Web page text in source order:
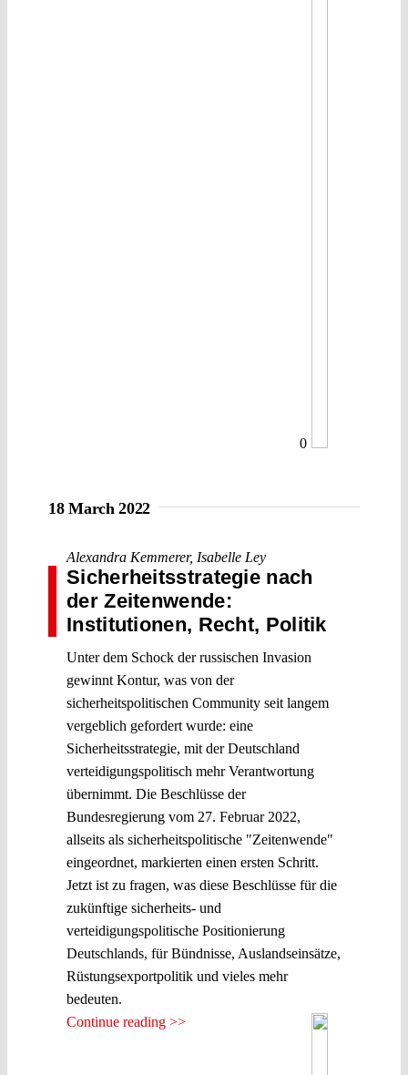
0
18 March 2022
Alexandra Kemmerer, Isabelle Ley
Sicherheitsstrategie nach
der Zeitenwende:
Institutionen, Recht, Politik
Unter dem Schock der russischen Invasion
gewinnt Kontur, was von der
sicherheitspolitischen Community seit langem
vergeblich gefordert wurde: eine
Sicherheitsstrategie, mit der Deutschland
verteidigungspolitisch mehr Verantwortung
übernimmt. Die Beschlüsse der
Bundesregierung vom 27. Februar 2022,
allseits als sicherheitspolitische "Zeitenwende"
eingeordnet, markierten einen ersten Schritt.
Jetzt ist zu fragen, was diese Beschlüsse für die
zukünftige sicherheits- und
verteidigungspolitische Positionierung
Deutschlands, für Bündnisse, Auslandseinsätze,
Rüstungsexportpolitik und vieles mehr
bedeuten.
Continue reading >>